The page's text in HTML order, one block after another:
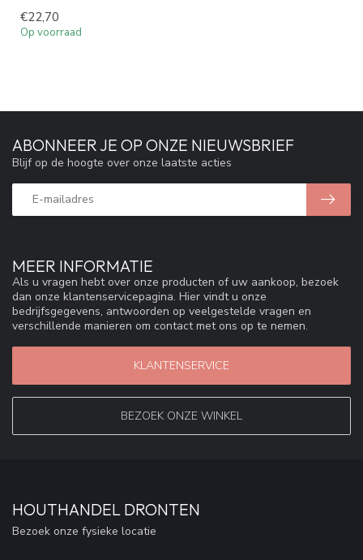
€22,70
Op voorraad
MEER INFORMATIE
Als u vragen hebt over onze producten of uw aankoop, bezoek
dan onze klantenservicepagina. Hier vindt u onze
bedrijfsgegevens, antwoorden op veelgestelde vragen en
verschillende manieren om contact met ons op te nemen.
KLANTENSERVICE
BEZOEK ONZE WINKEL
ABONNEER JE OP ONZE NIEUWSBRIEF
Blijf op de hoogte over onze laatste acties
HOUTHANDEL DRONTEN
Bezoek onze fysieke locatie